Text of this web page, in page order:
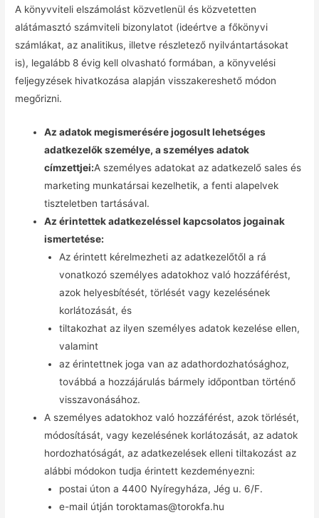
A könyvviteli elszámolást közvetlenül és közvetetten
alátámasztó számviteli bizonylatot (ideértve a főkönyvi
számlákat, az analitikus, illetve részletező nyilvántartásokat
is), legalább 8 évig kell olvasható formában, a könyvelési
feljegyzések hivatkozása alapján visszakereshető módon
megőrizni.
Az adatok megismerésére jogosult lehetséges
adatkezelők személye, a személyes adatok
címzettjei:A személyes adatokat az adatkezelő sales és
marketing munkatársai kezelhetik, a fenti alapelvek
tiszteletben tartásával.
Az érintettek adatkezeléssel kapcsolatos jogainak
ismertetése:
Az érintett kérelmezheti az adatkezelőtől a rá
vonatkozó személyes adatokhoz való hozzáférést,
azok helyesbítését, törlését vagy kezelésének
korlátozását, és
tiltakozhat az ilyen személyes adatok kezelése ellen,
valamint
az érintettnek joga van az adathordozhatósághoz,
továbbá a hozzájárulás bármely időpontban történő
visszavonásához.
A személyes adatokhoz való hozzáférést, azok törlését,
módosítását, vagy kezelésének korlátozását, az adatok
hordozhatóságát, az adatkezelések elleni tiltakozást az
alábbi módokon tudja érintett kezdeményezni:
postai úton a 4400 Nyíregyháza, Jég u. 6/F.
e-mail útján toroktamas@torokfa.hu